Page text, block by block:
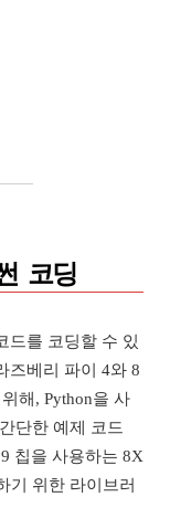
코딩
드를 코딩할 수 있
즈베리 파이 4와 8
해, Python을 사
단한 예제 코드
칩을 사용하는 8X
기 위한 라이브러